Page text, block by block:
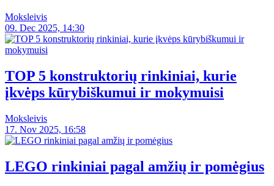
Moksleivis
09. Dec 2025, 14:30
TOP 5 konstruktorių rinkiniai, kurie
įkvėps kūrybiškumui ir mokymuisi
Moksleivis
17. Nov 2025, 16:58
LEGO rinkiniai pagal amžių ir pomėgius